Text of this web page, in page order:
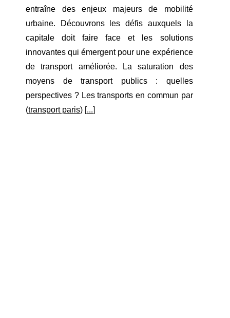
entraîne des enjeux majeurs de mobilité
urbaine. Découvrons les défis auxquels la
capitale doit faire face et les solutions
innovantes qui émergent pour une expérience
de transport améliorée. La saturation des
moyens de transport publics : quelles
perspectives ? Les transports en commun par
(transport paris) [...]